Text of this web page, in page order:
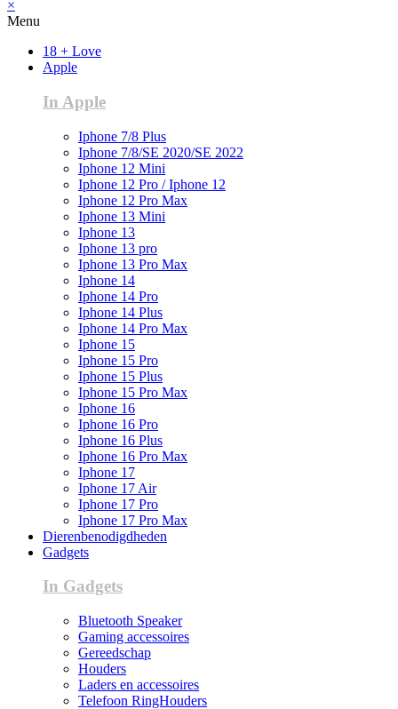
×
Menu
18 + Love
Apple
In Apple
Iphone 7/8 Plus
Iphone 7/8/SE 2020/SE 2022
Iphone 12 Mini
Iphone 12 Pro / Iphone 12
Iphone 12 Pro Max
Iphone 13 Mini
Iphone 13
Iphone 13 pro
Iphone 13 Pro Max
Iphone 14
Iphone 14 Pro
Iphone 14 Plus
Iphone 14 Pro Max
Iphone 15
Iphone 15 Pro
Iphone 15 Plus
Iphone 15 Pro Max
Iphone 16
Iphone 16 Pro
Iphone 16 Plus
Iphone 16 Pro Max
Iphone 17
Iphone 17 Air
Iphone 17 Pro
Iphone 17 Pro Max
Dierenbenodigdheden
Gadgets
In Gadgets
Bluetooth Speaker
Gaming accessoires
Gereedschap
Houders
Laders en accessoires
Telefoon RingHouders